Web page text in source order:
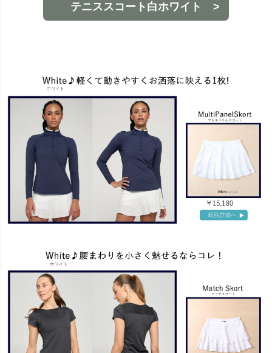
テニススコート白ホワイト